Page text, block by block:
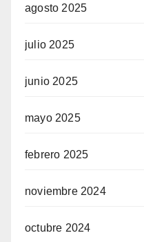
agosto 2025
julio 2025
junio 2025
mayo 2025
febrero 2025
noviembre 2024
octubre 2024